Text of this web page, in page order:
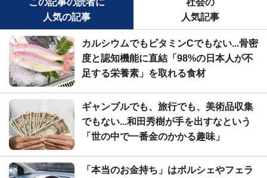
人気の記事
人気記事
カルシウムでもビタミンCでもない...骨密
度と認知機能に直結「98%の日本人が不
足する栄養素」を取れる食材
ギャンブルでも、旅行でも、美術品収集
でもない...和田秀樹が手を出すなという
「世の中で一番金のかかる趣味」
「本当のお金持ち」はポルシェやフェラ